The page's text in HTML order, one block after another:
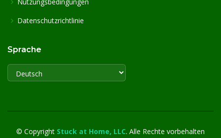
Datenschutzrichtlinie
Sprache
© Copyright Stuck at Home, LLC. Alle Rechte vorbehalten